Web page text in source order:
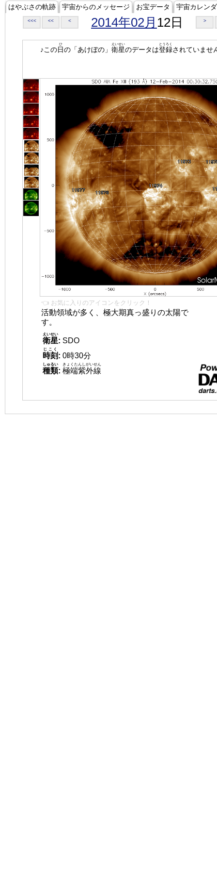
はやぶさの軌跡 宇宙からのメッセージ お宝データ 宇宙カレン
<<< << < 2014年02月 12日 >
♪この日
ひ
の「あけぼの」 衛星
えいせい
のデータは登録
とうろく
されていませ
👈 お気に入りのアイコンをクリック！
活動領域が多く、極大期真っ盛りの太陽で
す。
衛星
えいせい
: SDO
時刻
じこく
: 0時30分
種類
しゅるい
: 極端紫外線
きょくたんしがいせん